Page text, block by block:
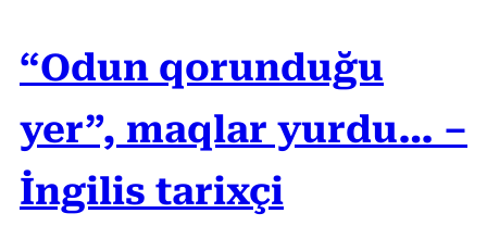
“Odun qorunduğu
yer”, maqlar yurdu… –
İngilis tarixçi